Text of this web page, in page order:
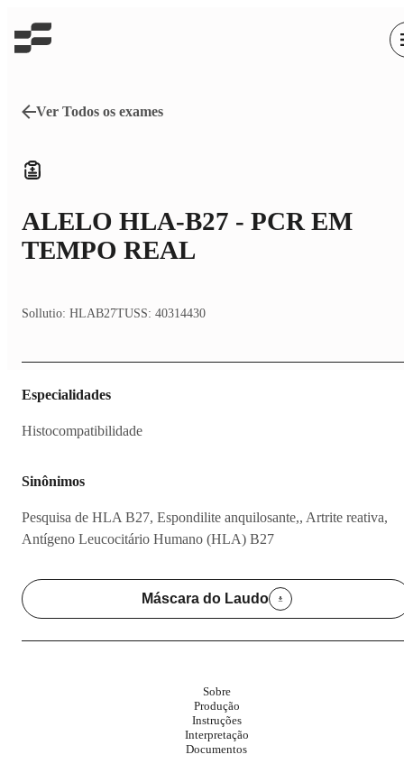
Ver Todos os exames
Sollutio: HLAB27TUSS: 40314430
ALELO HLA-B27 - PCR EM
TEMPO REAL
Sinônimos
Pesquisa de HLA B27, Espondilite anquilosante,, Artrite reativa,
Antígeno Leucocitário Humano (HLA) B27
Especialidades
Histocompatibilidade
Máscara do Laudo
Sobre
Produção
Instruções
Interpretação
Documentos